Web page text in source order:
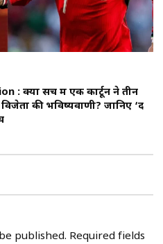
: क्या सच में एक कार्टून ने तीन
की भविष्यवाणी? जानिए ‘द
published. Required fields